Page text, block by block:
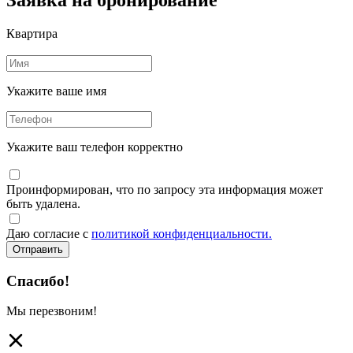
Квартира
Укажите ваше имя
Укажите ваш телефон корректно
Проинформирован, что по запросу эта информация может
быть удалена.
Даю согласие с политикой конфиденциальности.
Отправить
Спасибо!
Мы перезвоним!